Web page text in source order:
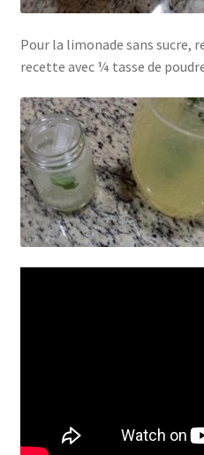
Pour la limonade sans sucre,
recette avec ¼ tasse de